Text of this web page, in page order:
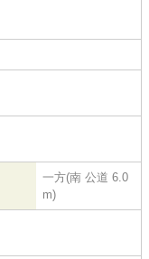
一方(南 公道 6.0
m)